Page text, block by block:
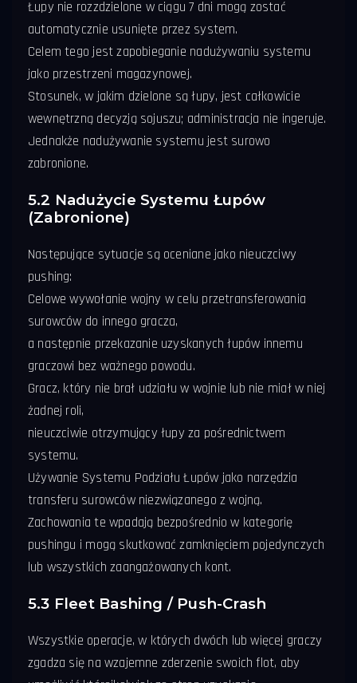
Łupy nie rozzdzielone w ciągu 7 dni mogą zostać
automatycznie usunięte przez system.
Celem tego jest zapobieganie nadużywaniu systemu
jako przestrzeni magazynowej.
Stosunek, w jakim dzielone są łupy, jest całkowicie
wewnętrzną decyzją sojuszu; administracja nie ingeruje.
Jednakże nadużywanie systemu jest surowo
zabronione.
5.2 Nadużycie Systemu Łupów
(Zabronione)
Następujące sytuacje są oceniane jako nieuczciwy
pushing:
Celowe wywołanie wojny w celu przetransferowania
surowców do innego gracza,
a następnie przekazanie uzyskanych łupów innemu
graczowi bez ważnego powodu.
Gracz, który nie brał udziału w wojnie lub nie miał w niej
żadnej roli,
nieuczciwie otrzymujący łupy za pośrednictwem
systemu.
Używanie Systemu Podziału Łupów jako narzędzia
transferu surowców niezwiązanego z wojną.
Zachowania te wpadają bezpośrednio w kategorię
pushingu i mogą skutkować zamknięciem pojedynczych
lub wszystkich zaangażowanych kont.
5.3 Fleet Bashing / Push-Crash
Wszystkie operacje, w których dwóch lub więcej graczy
zgadza się na wzajemne zderzenie swoich flot, aby